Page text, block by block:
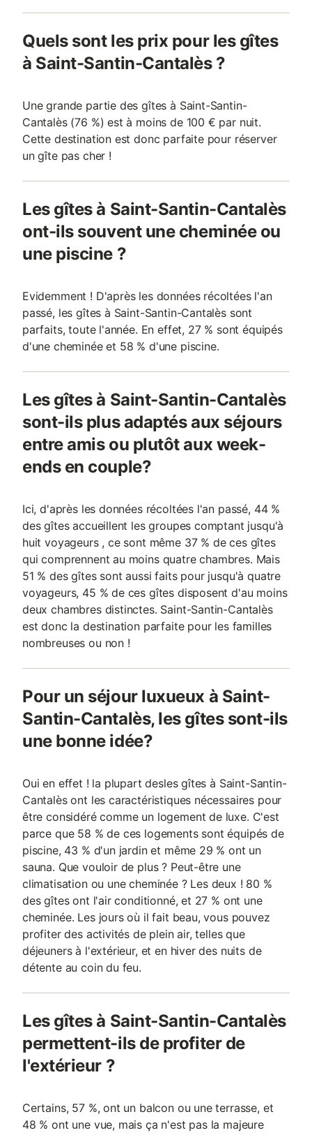
Quels sont les prix pour les gîtes
à Saint-Santin-Cantalès ?
Une grande partie des gîtes à Saint-Santin-
Cantalès (76 %) est à moins de 100 € par nuit.
Cette destination est donc parfaite pour réserver
un gîte pas cher !
Les gîtes à Saint-Santin-Cantalès
ont-ils souvent une cheminée ou
une piscine ?
Evidemment ! D'après les données récoltées l'an
passé, les gîtes à Saint-Santin-Cantalès sont
parfaits, toute l'année. En effet, 27 % sont équipés
d'une cheminée et 58 % d'une piscine.
Les gîtes à Saint-Santin-Cantalès
sont-ils plus adaptés aux séjours
entre amis ou plutôt aux week-
ends en couple?
Ici, d'après les données récoltées l'an passé, 44 %
des gîtes accueillent les groupes comptant jusqu'à
huit voyageurs , ce sont même 37 % de ces gîtes
qui comprennent au moins quatre chambres. Mais
51 % des gîtes sont aussi faits pour jusqu'à quatre
voyageurs, 45 % de ces gîtes disposent d'au moins
deux chambres distinctes. Saint-Santin-Cantalès
est donc la destination parfaite pour les familles
nombreuses ou non !
Pour un séjour luxueux à Saint-
Santin-Cantalès, les gîtes sont-ils
une bonne idée?
Oui en effet ! la plupart desles gîtes à Saint-Santin-
Cantalès ont les caractéristiques nécessaires pour
être considéré comme un logement de luxe. C'est
parce que 58 % de ces logements sont équipés de
piscine, 43 % d'un jardin et même 29 % ont un
sauna. Que vouloir de plus ? Peut-être une
climatisation ou une cheminée ? Les deux ! 80 %
des gîtes ont l'air conditionné, et 27 % ont une
cheminée. Les jours où il fait beau, vous pouvez
profiter des activités de plein air, telles que
déjeuners à l'extérieur, et en hiver des nuits de
détente au coin du feu.
Les gîtes à Saint-Santin-Cantalès
permettent-ils de profiter de
l'extérieur ?
Certains, 57 %, ont un balcon ou une terrasse, et
48 % ont une vue, mais ça n'est pas la majeure